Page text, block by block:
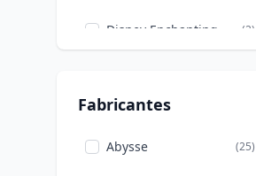
Tazas grandes (21)
Marcos de fotos
Disney Enchanting (2)
Disney Miss Mindy
Disney Showcase (30)
Fabricantes
Abysse (25)